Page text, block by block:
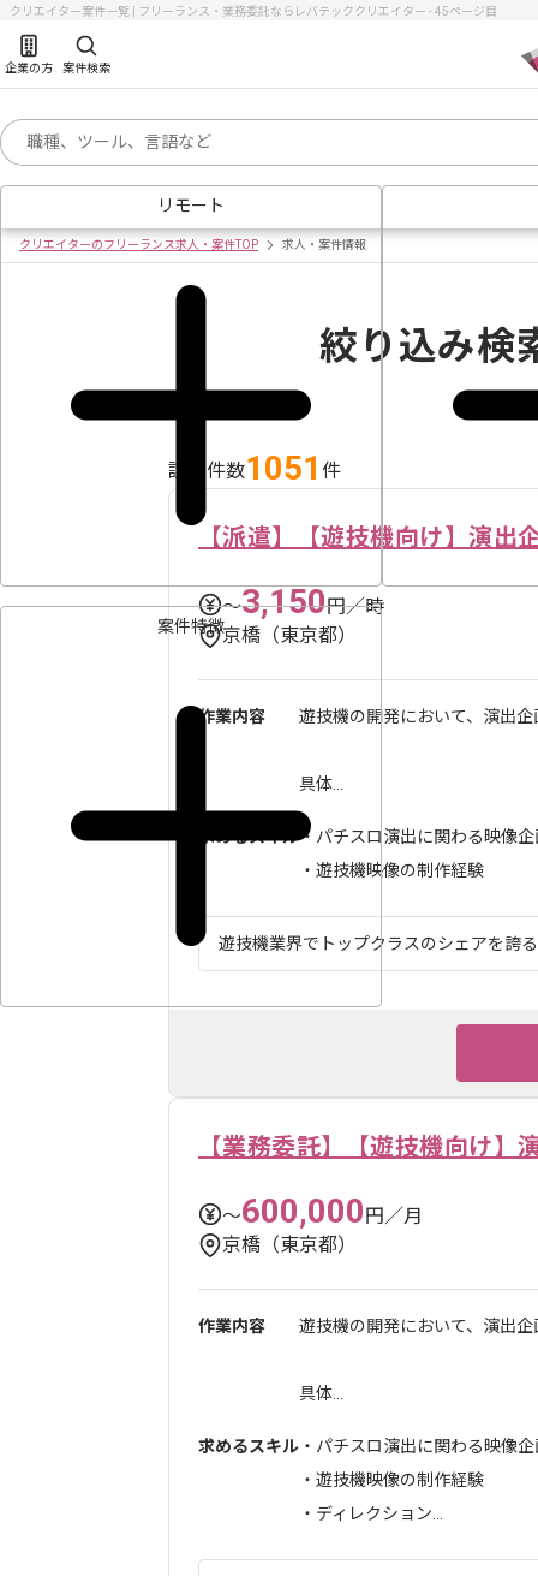
クリエイター案件一覧 | フリーランス・業務委託ならレバテッククリエイター - 45ページ目
企業の方 案件検索
リモート
案件特徴
クリエイターのフリーランス求人・案件TOP 求人・案件情報
絞り込み検
該当件数1051 件
【派遣】【遊技機向け】演出
〜3,150円／時
京橋（東京都）
作業内容 遊技機の開発において、演出
具体...
求めるスキル・パチスロ演出に関わる映像
・遊技機映像の制作経験
遊技機業界でトップクラスのシェアを誇
【業務委託】【遊技機向け】
〜600,000円／月
京橋（東京都）
作業内容 遊技機の開発において、演出
具体...
求めるスキル ・パチスロ演出に関わる映像
・遊技機映像の制作経験
・ディレクション...